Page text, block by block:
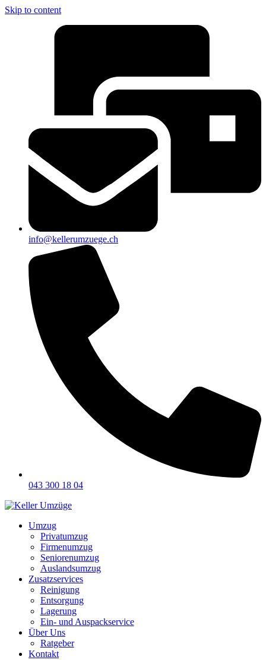
Skip to content
info@kellerumzuege.ch
043 300 18 04
Umzug
Privatumzug
Firmenumzug
Seniorenumzug
Auslandsumzug
Zusatzservices
Reinigung
Entsorgung
Lagerung
Ein- und Auspackservice
Über Uns
Ratgeber
Kontakt